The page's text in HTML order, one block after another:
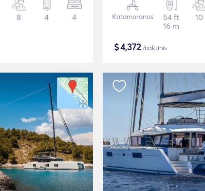
8 4 4 Katamaranas
54 ft
16 m
10
$4,372/naktinis